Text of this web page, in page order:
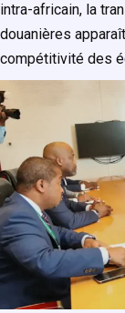
intra-africain, la
douanières
compétitivité des